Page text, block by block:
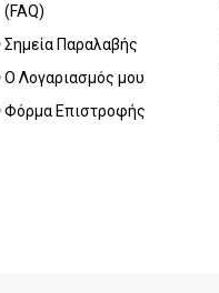
(FAQ)
Σημεία Παραλαβής
Ο Λογαριασμός μου
Φόρμα Επιστροφής